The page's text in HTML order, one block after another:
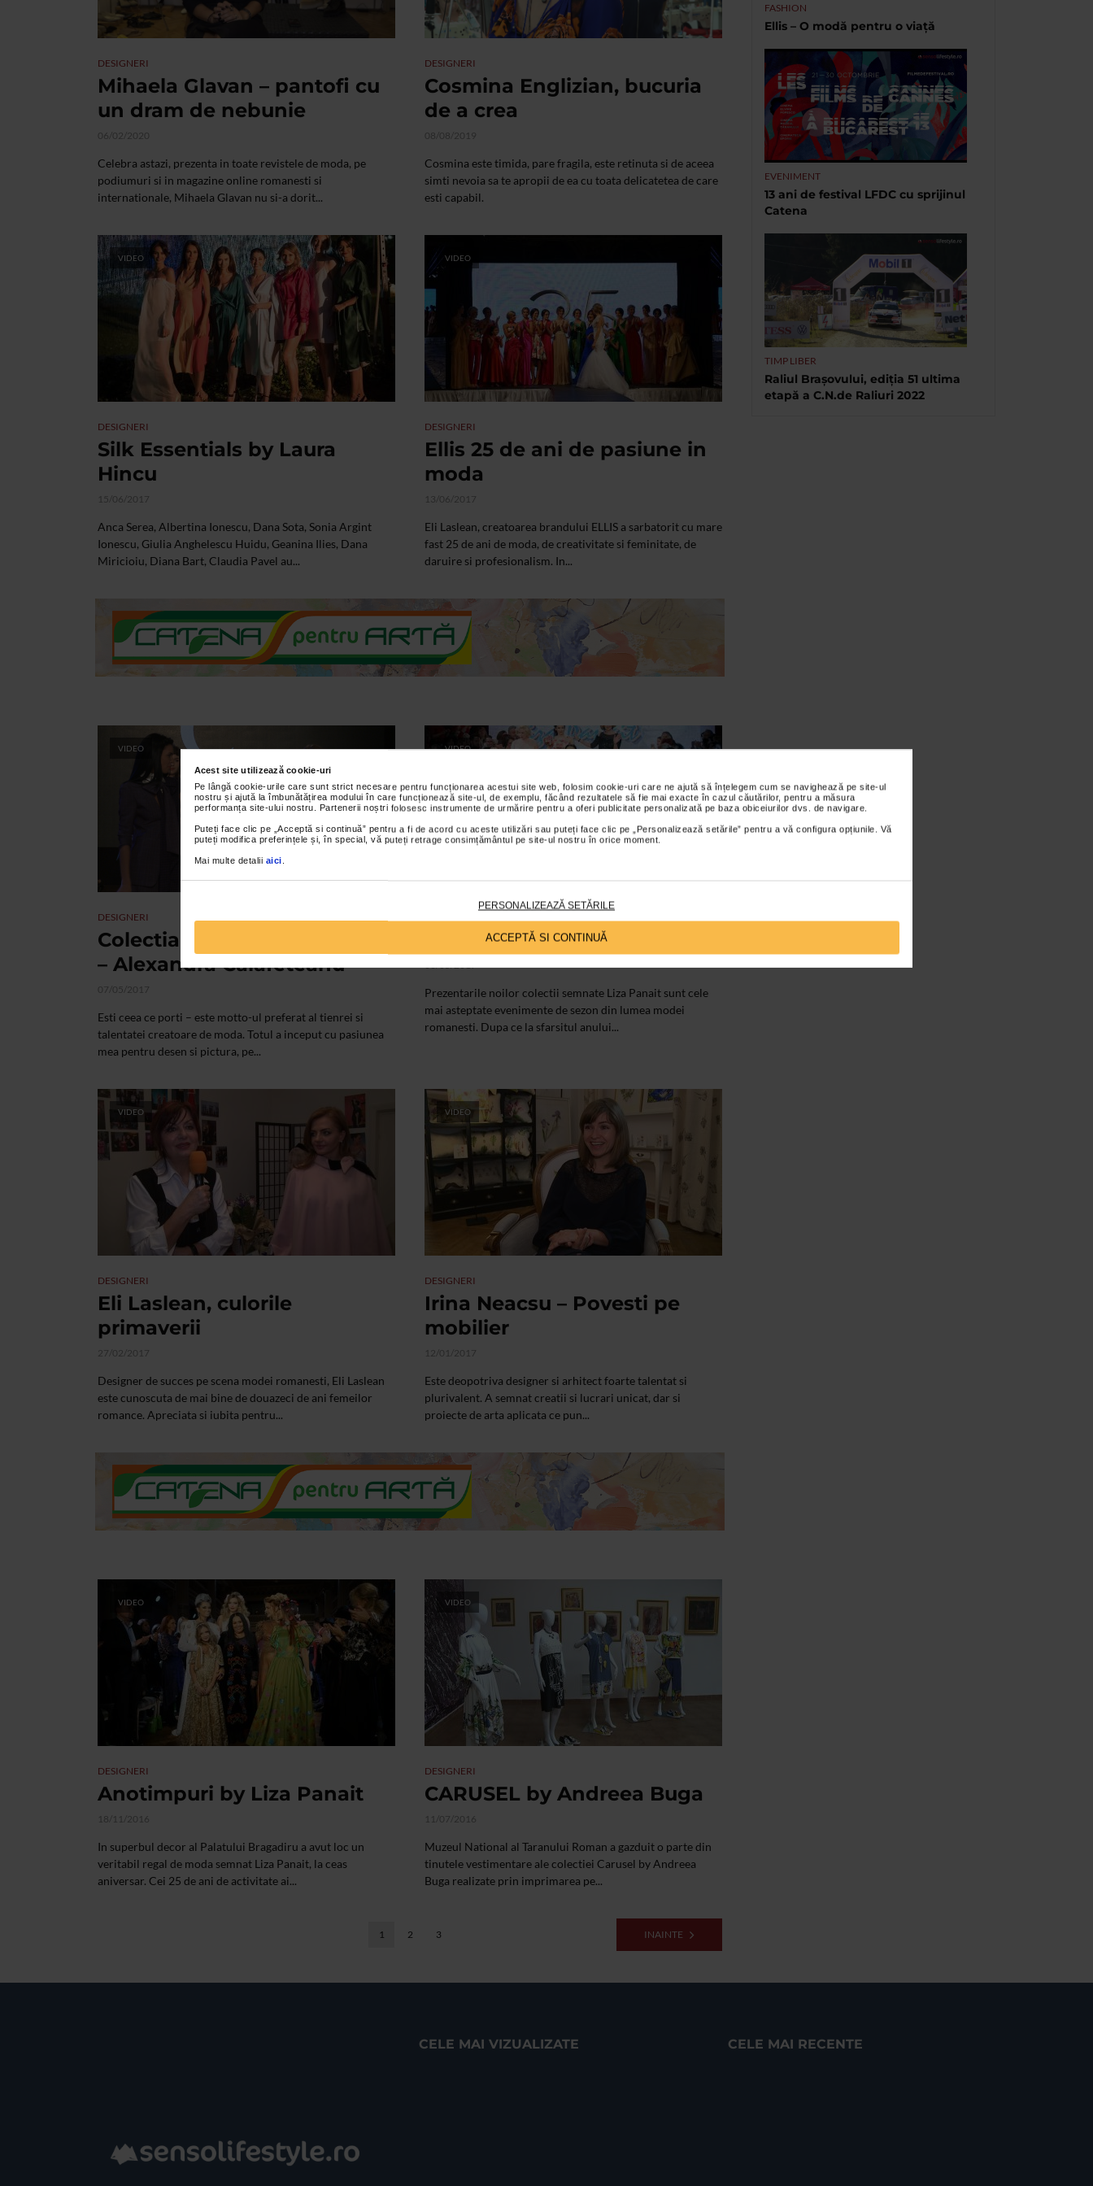
Acest site utilizează cookie-uri
Pe lângă cookie-urile care sunt strict necesare pentru funcționarea acestui site web, folosim cookie-uri care ne ajută să înțelegem cum se navighează pe site-ul
nostru și ajută la îmbunătățirea modului în care funcționează site-ul, de exemplu, făcând rezultatele să fie mai exacte în cazul căutărilor, pentru a măsura
performanța site-ului nostru. Partenerii noștri folosesc instrumente de urmărire pentru a oferi publicitate personalizată pe baza obiceiurilor dvs. de navigare.
Puteți face clic pe „Acceptă si continuă” pentru a fi de acord cu aceste utilizări sau puteți face clic pe „Personalizează setările” pentru a vă configura opțiunile. Vă
puteți modifica preferințele și, în special, vă puteți retrage consimțământul pe site-ul nostru în orice moment.
Mai multe detalii aici.
PERSONALIZEAZĂ SETĂRILE
ACCEPTĂ SI CONTINUĂ
DESIGNERI
Mihaela Glavan – pantofi cu
un dram de nebunie
06/02/2020
Celebra astazi, prezenta in toate revistele de moda, pe
podiumuri si in magazine online romanesti si
internationale, Mihaela Glavan nu si-a dorit...
DESIGNERI
Cosmina Englizian, bucuria
de a crea
08/08/2019
Cosmina este timida, pare fragila, este retinuta si de aceea
simti nevoia sa te apropii de ea cu toata delicatetea de care
esti capabil.
VIDEO
DESIGNERI
Silk Essentials by Laura
Hincu
15/06/2017
Anca Serea, Albertina Ionescu, Dana Sota, Sonia Argint
Ionescu, Giulia Anghelescu Huidu, Geanina Ilies, Dana
Miricioiu, Diana Bart, Claudia Pavel au...
VIDEO
DESIGNERI
Ellis 25 de ani de pasiune in
moda
13/06/2017
Eli Laslean, creatoarea brandului ELLIS a sarbatorit cu mare
fast 25 de ani de moda, de creativitate si feminitate, de
daruire si profesionalism. In...
VIDEO
DESIGNERI
Colectia primavara vara 2017
– Alexandra Calafeteanu
07/05/2017
Esti ceea ce porti – este motto-ul preferat al tienrei si
talentatei creatoare de moda. Totul a inceput cu pasiunea
mea pentru desen si pictura, pe...
VIDEO
Tribute by Liza Panait
Prezentarile noilor colectii semnate Liza Panait sunt cele
mai asteptate evenimente de sezon din lumea modei
romanesti. Dupa ce la sfarsitul anului...
VIDEO
DESIGNERI
Eli Laslean, culorile
primaverii
27/02/2017
Designer de succes pe scena modei romanesti, Eli Laslean
este cunoscuta de mai bine de douazeci de ani femeilor
romance. Apreciata si iubita pentru...
VIDEO
DESIGNERI
Irina Neacsu – Povesti pe
mobilier
12/01/2017
Este deopotriva designer si arhitect foarte talentat si
plurivalent. A semnat creatii si lucrari unicat, dar si
proiecte de arta aplicata ce pun...
VIDEO
DESIGNERI
Anotimpuri by Liza Panait
18/11/2016
In superbul decor al Palatului Bragadiru a avut loc un
veritabil regal de moda semnat Liza Panait, la ceas
aniversar. Cei 25 de ani de activitate ai...
VIDEO
DESIGNERI
CARUSEL by Andreea Buga
11/07/2016
Muzeul National al Taranului Roman a gazduit o parte din
tinutele vestimentare ale colectiei Carusel by Andreea
Buga realizate prin imprimarea pe...
1 2 3 INAINTE
FASHION
Ellis – O modă pentru o viață
EVENIMENT
13 ani de festival LFDC cu sprijinul
Catena
TIMP LIBER
Raliul Brașovului, ediția 51 ultima
etapă a C.N.de Raliuri 2022
CELE MAI VIZUALIZATE CELE MAI RECENTE